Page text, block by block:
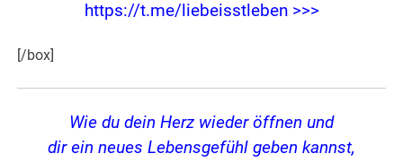
https://t.me/liebeisstleben >>>
[/box]
Wie du dein Herz wieder öffnen und
dir ein neues Lebensgefühl geben kannst,